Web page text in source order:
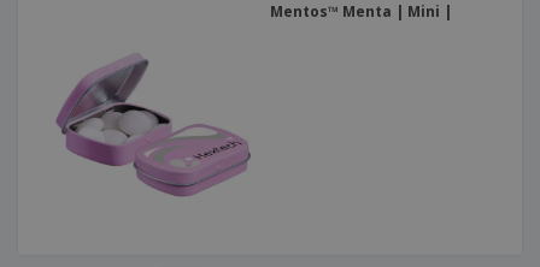
Mentos™ Menta | Mini |